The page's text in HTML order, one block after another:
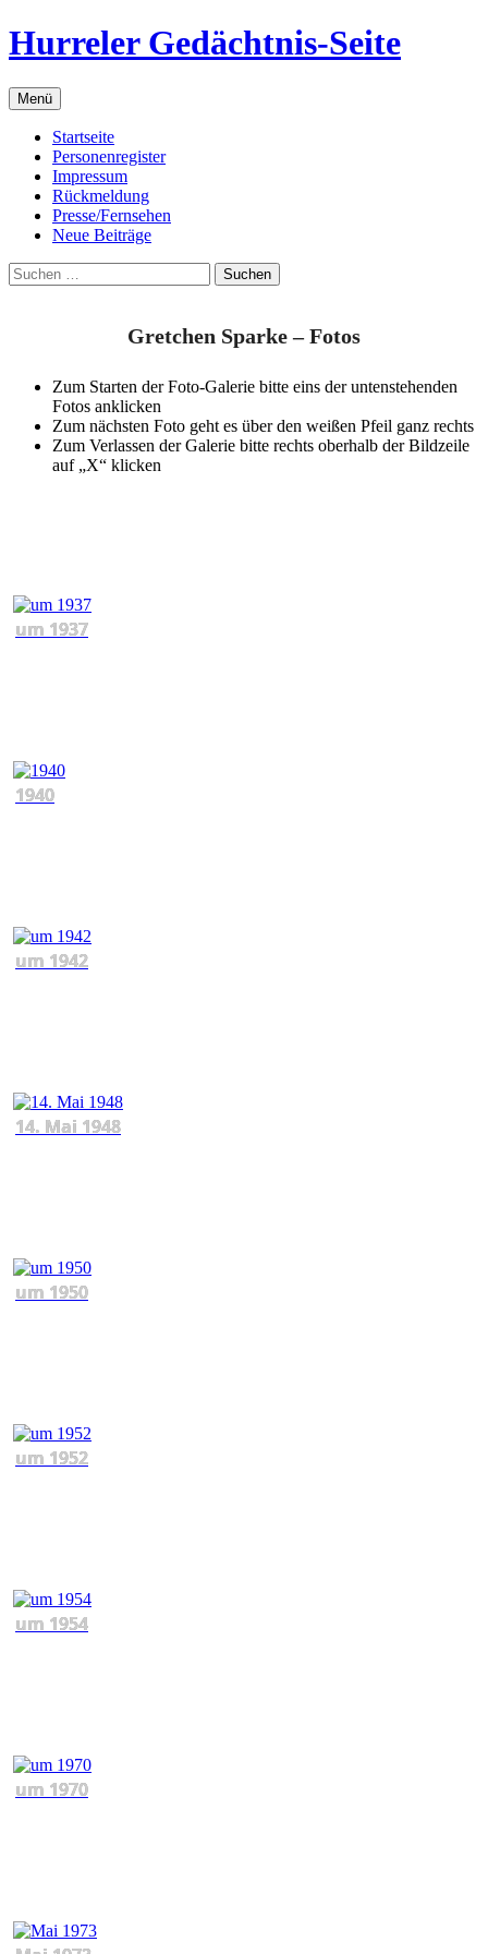
Zum
Inhalt
Hurreler Gedächtnis-Seite
Menü
Startseite
Personenregister
Impressum
Rückmeldung
Presse/Fernsehen
Neue Beiträge
Suchen
nach:
Gretchen Sparke – Fotos
Zum Starten der Foto-Galerie bitte eins der untenstehenden
Fotos anklicken
Zum nächsten Foto geht es über den weißen Pfeil ganz rechts
Zum Verlassen der Galerie bitte rechts oberhalb der Bildzeile
auf „X“ klicken
um 1937
1940
um 1942
14. Mai 1948
um 1950
um 1952
um 1954
um 1970